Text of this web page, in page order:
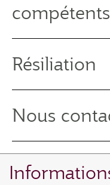
compétents
Résiliation
Nous